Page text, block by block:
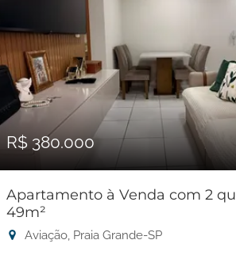
R$ 380.000
Apartamento à Venda com 2
49m²
Aviação, Praia Grande-SP